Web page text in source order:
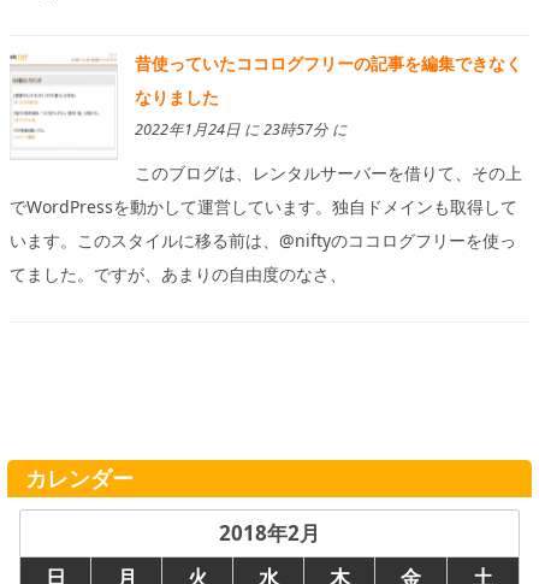
昔使っていたココログフリーの記事を編集できなく
なりました
2022年1月24日 に 23時57分 に
このブログは、レンタルサーバーを借りて、その上
でWordPressを動かして運営しています。独自ドメインも取得して
います。このスタイルに移る前は、@niftyのココログフリーを使っ
てました。ですが、あまりの自由度のなさ、
カレンダー
2018年2月
日
月 火 水 木 金
土